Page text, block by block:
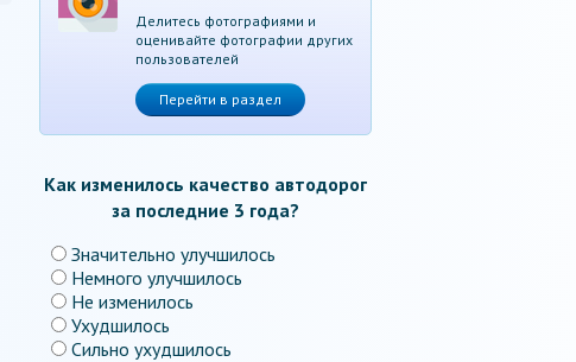
Делитесь фотографиями и
оценивайте фотографии других
пользователей
Перейти в раздел
Как изменилось качество автодорог
за последние 3 года?
Значительно улучшилось
Немного улучшилось
Не изменилось
Ухудшилось
Сильно ухудшилось